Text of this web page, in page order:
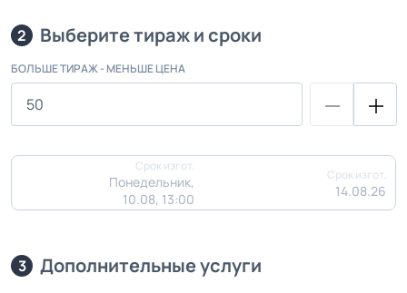
2 Выберите тираж и сроки
БОЛЬШЕ ТИРАЖ - МЕНЬШЕ ЦЕНА
Срок изгот.
Понедельник,
10.08, 13:00
Срок изгот.
14.08.26
3 Дополнительные услуги